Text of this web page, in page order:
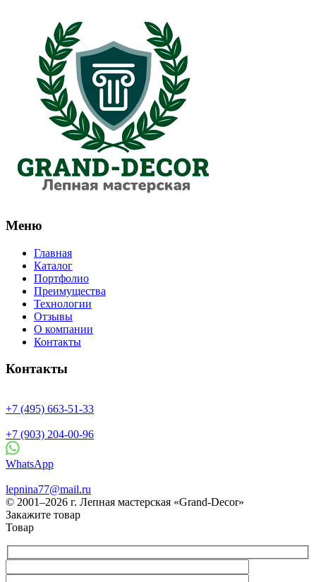
Меню
Главная
Каталог
Портфолио
Преимущества
Технологии
Отзывы
О компании
Контакты
Контакты
+7 (495) 663-51-33
+7 (903) 204-00-96
WhatsApp
lepnina77@mail.ru
© 2001–2026 г. Лепная мастерская «Grand-Decor»
Закажите товар
Товар